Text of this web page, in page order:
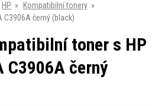
HP » Kompatibilní tonery »
C3906A černý (black)
toner s HP
C3906A černý